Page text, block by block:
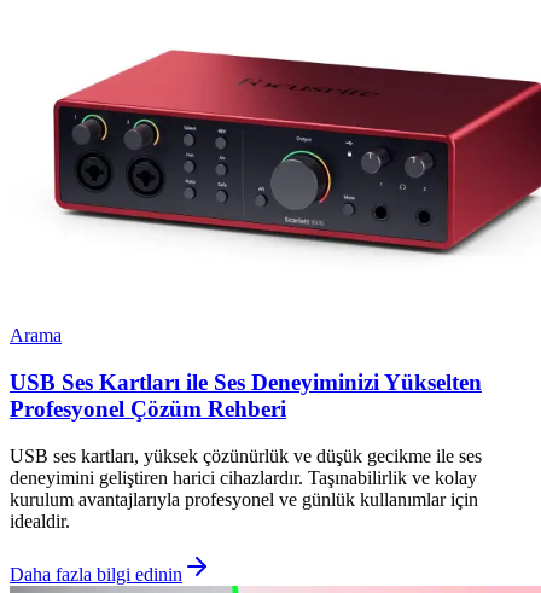
Arama
USB Ses Kartları ile Ses Deneyiminizi Yükselten
Profesyonel Çözüm Rehberi
USB ses kartları, yüksek çözünürlük ve düşük gecikme ile ses
deneyimini geliştiren harici cihazlardır. Taşınabilirlik ve kolay
kurulum avantajlarıyla profesyonel ve günlük kullanımlar için
idealdir.
Daha fazla bilgi edinin